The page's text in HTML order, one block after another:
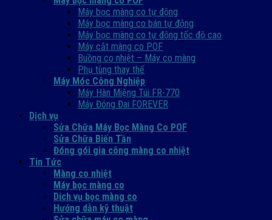
Máy bọc màng co tự động
Máy bọc màng co bán tự động
Máy bọc màng co tự động tốc độ cao
Máy cắt màng co POF
Buồng co nhiệt – Máy co màng
Phụ tùng thay thế
Máy Móc Công Nghiệp
Máy Hàn Miệng Túi FR-770
Máy Đóng Đai FOREVER
Dịch vụ
Sửa Chữa Máy Bọc Màng Co POF
Sửa Chữa Biến Tần
Đóng gói gia công màng co nhiệt
Tin Tức
Màng co nhiệt
Máy bọc màng co
Dich vụ bọc màng co
Hướng dẫn kỹ thuật